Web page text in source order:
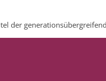
der